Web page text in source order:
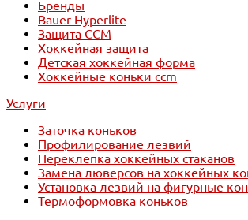
Бренды
Bauer Hyperlite
Защита CCM
Хоккейная защита
Детская хоккейная форма
Хоккейные коньки ccm
Услуги
Заточка коньков
Профилирование лезвий
Переклепка хоккейных стаканов
Замена люверсов на хоккейных
Установка лезвий на фигурные
Термоформовка коньков